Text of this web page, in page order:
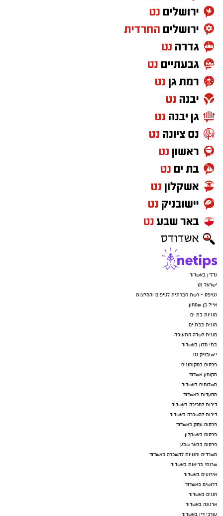
נדל"ן באשדוד
ישראל נט
נטיפס - רשת חברתית לטיפים והמלצות
אייל בן שמחון
מוניות בת ים
מונית בבת ים
מונית לשדה התעופה
בתי מלון באשדוד
יישובניק נט
פרסום במקומונים
מקומון אשדוד
משלוחים באשדוד
מסעדות באשדוד
דירות למכירה באשדוד
דירות להשכרה באשדוד
פרסום עסק באשדוד
פרסום באשקלון
פרסום בבאר שבע
משרדים וחנויות להשכרה באשדוד
שרותי בריאות באשדוד
אירועים באשדוד
דרושים באשדוד
חוגים באשדוד
ארנונה באשדוד
עורכי דין באשדוד